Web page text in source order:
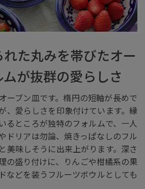
た丸みを帯びたオー
が抜群の愛らしさ
ーブン皿です。楕円の短軸が長めで
、愛らしさを印象付けています。縁
るところが独特のフォルムで、一人
ドリアは勿論、焼きっぱなしのフル
美味しそうに出来上がります。深さ
の盛り付けに、りんごや柑橘系の果
などを装うフルーツボウルとしても